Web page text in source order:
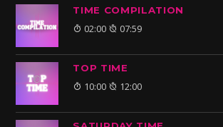
TIME COMPILATION
02:00 07:59
TOP TIME
10:00 12:00